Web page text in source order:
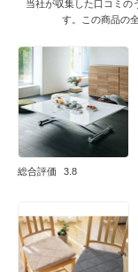
当社が収集した口コミの
す。この商品の
総合評価 3.8